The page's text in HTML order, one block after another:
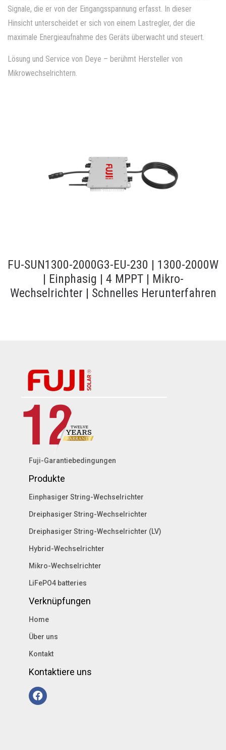
Signale, die er von der Eingangsspannung erfasst. In dieser
Hinsicht unterscheidet er sich von einem Lastregler, der die
maximale Energieaufnahme des Geräts überwacht und steuert.
Lösung und Service von Deye – berühmt Hersteller von
Mikrowechselrichtern.
FU-SUN1300-2000G3-EU-230 | 1300-2000W
| Einphasig | 4 MPPT | Mikro-
Wechselrichter | Schnelles Herunterfahren
Fuji-Garantiebedingungen
Produkte
Einphasiger String-Wechselrichter
Dreiphasiger String-Wechselrichter
Dreiphasiger String-Wechselrichter (LV)
Hybrid-Wechselrichter
Mikro-Wechselrichter
LiFePO4 batteries
Verknüpfungen
Home
Über uns
Kontakt
Kontaktiere uns